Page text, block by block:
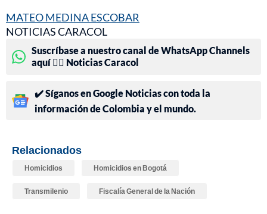
MATEO MEDINA ESCOBAR
NOTICIAS CARACOL
Suscríbase a nuestro canal de WhatsApp Channels
aquí 👉🏻 Noticias Caracol
✔️ Síganos en Google Noticias con toda la
información de Colombia y el mundo.
Relacionados
Homicidios Homicidios en Bogotá
Transmilenio Fiscalía General de la Nación